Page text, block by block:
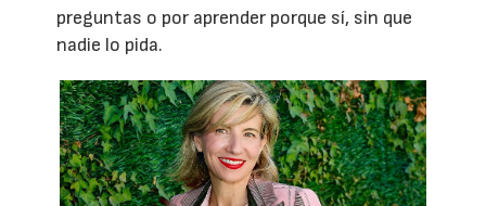
preguntas o por aprender porque sí, sin que
nadie lo pida.